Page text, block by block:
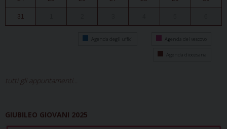
31
Agenda degli uffici Agenda del vescovo
Agenda diocesana
tutti gli appuntamenti...
GIUBILEO GIOVANI 2025